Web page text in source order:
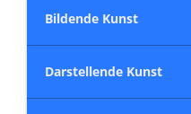
Bildende Kunst
Darstellende Kunst